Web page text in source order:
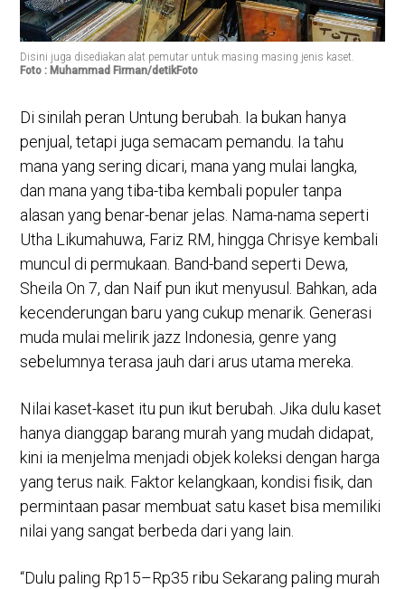
Disini juga disediakan alat pemutar untuk masing masing jenis kaset.
Foto : Muhammad Firman/detikFoto
Di sinilah peran Untung berubah. Ia bukan hanya
penjual, tetapi juga semacam pemandu. Ia tahu
mana yang sering dicari, mana yang mulai langka,
dan mana yang tiba-tiba kembali populer tanpa
alasan yang benar-benar jelas. Nama-nama seperti
Utha Likumahuwa, Fariz RM, hingga Chrisye kembali
muncul di permukaan. Band-band seperti Dewa,
Sheila On 7, dan Naif pun ikut menyusul. Bahkan, ada
kecenderungan baru yang cukup menarik. Generasi
muda mulai melirik jazz Indonesia, genre yang
sebelumnya terasa jauh dari arus utama mereka.
Nilai kaset-kaset itu pun ikut berubah. Jika dulu kaset
hanya dianggap barang murah yang mudah didapat,
kini ia menjelma menjadi objek koleksi dengan harga
yang terus naik. Faktor kelangkaan, kondisi fisik, dan
permintaan pasar membuat satu kaset bisa memiliki
nilai yang sangat berbeda dari yang lain.
“Dulu paling Rp15–Rp35 ribu Sekarang paling murah